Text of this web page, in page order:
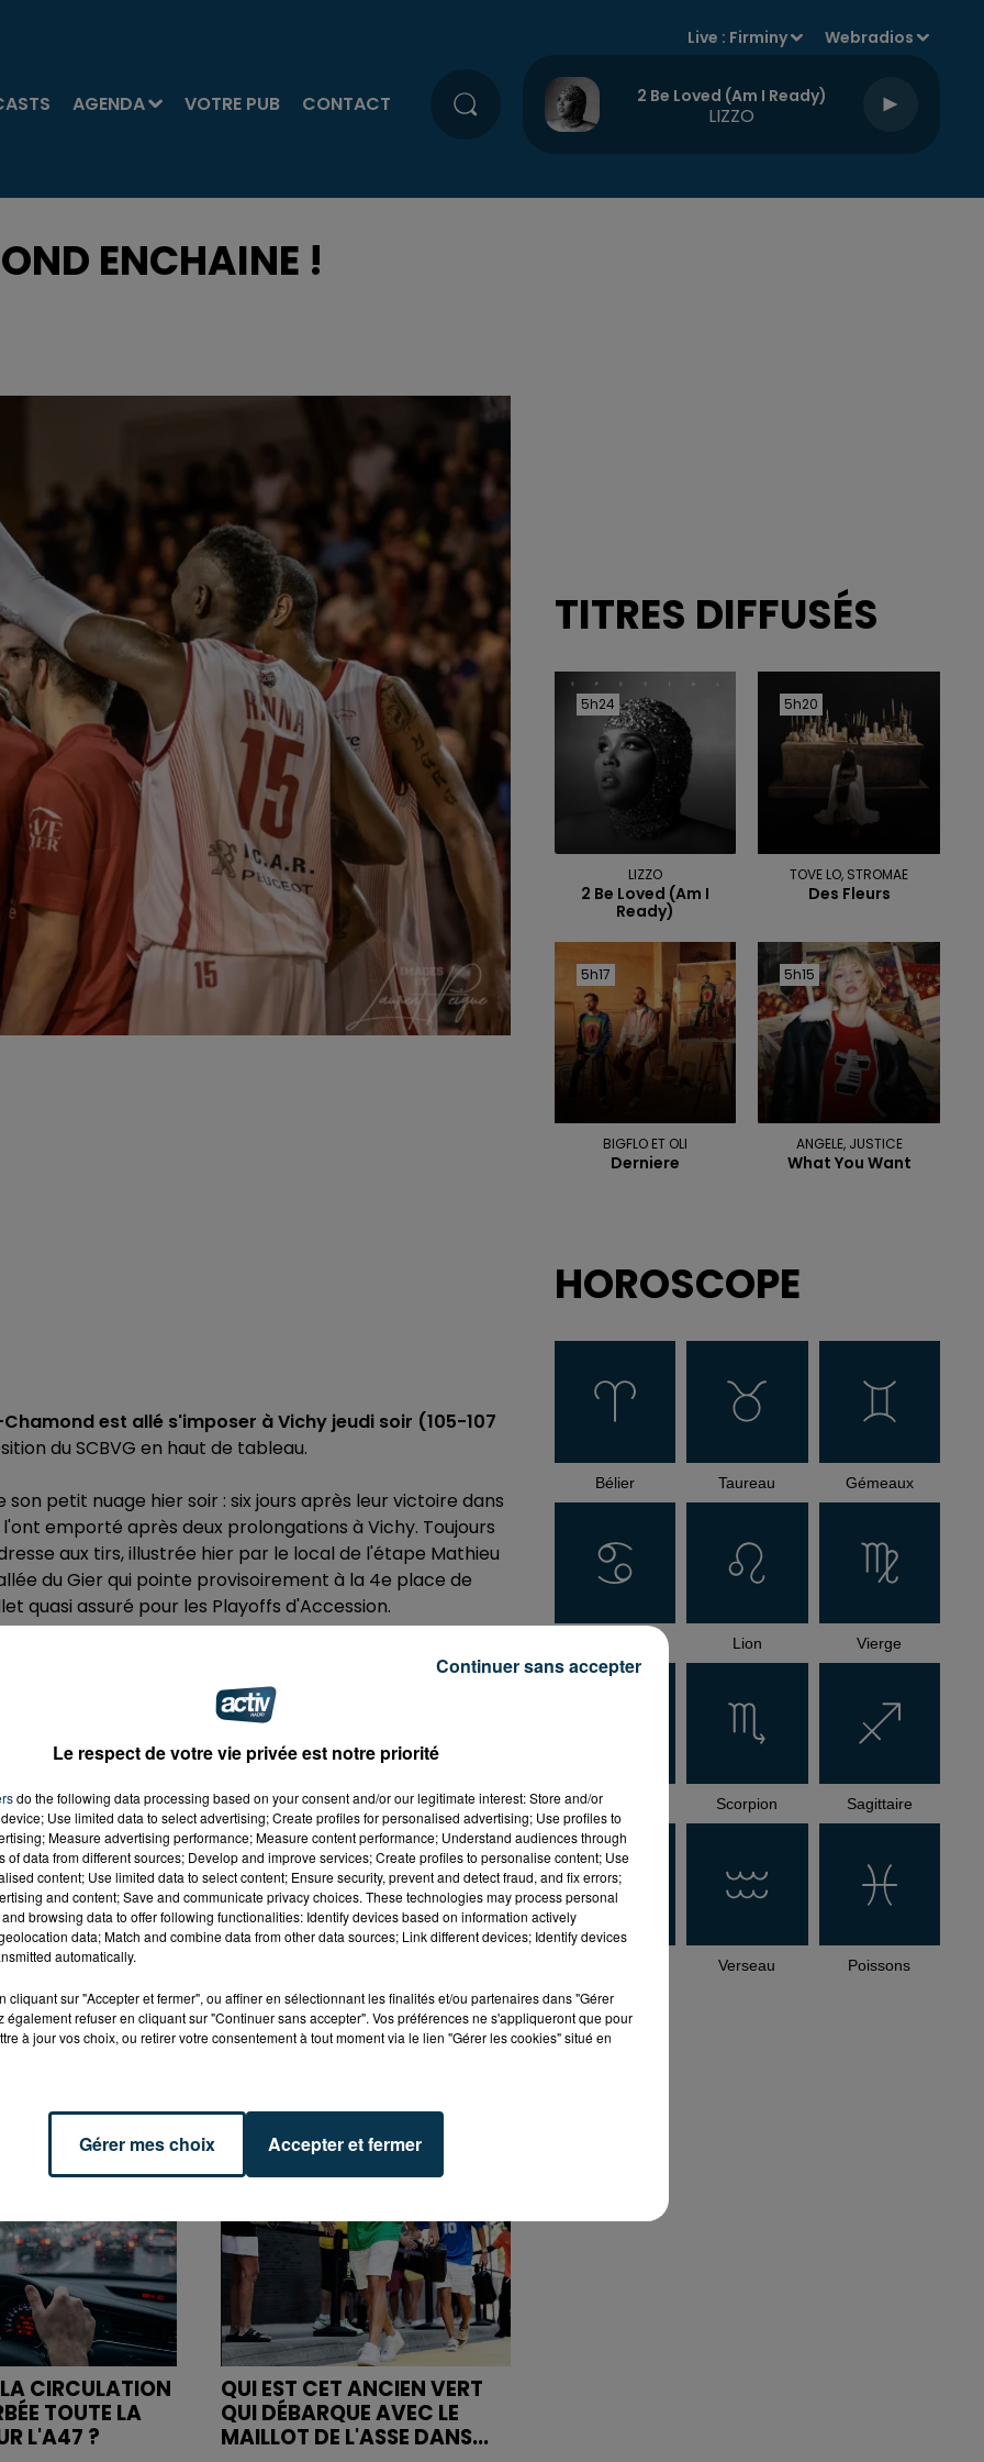
AGENDA VOTRE PUB CONTACT
Live : Firminy Webradios
2 Be Loved (am I Ready)
LIZZO
ENCHAINE !
est allé s'imposer à Vichy jeudi soir (105-107
du SCBVG en haut de tableau.
petit nuage hier soir : six jours après leur victoire dans
emporté après deux prolongations à Vichy. Toujours
aux tirs, illustrée hier par le local de l'étape Mathieu
du Gier qui pointe provisoirement à la 4e place de
quasi assuré pour les Playoffs d'Accession.
d'Alain Thinet :Saint-Chamond ne serait de
de centre de formation
pourraient bien recroiser les Roannais en phase finale
donnent un coup de pouce sur la fin de saison en
journée.
heures à la Halle André-Vacheresse :un match à
d'Activ (101.6 FM) et en simultané sur LNB TV.
CIRCULATION
TOUTE LA
L'A47 ?
QUI EST CET ANCIEN VERT
QUI DÉBARQUE AVEC LE
MAILLOT DE L'ASSE DANS...
TITRES DIFFUSÉS
5h24
5h24
LIZZO
2 Be Loved (am I
Ready)
5h20
5h20
TOVE LO, STROMAE
Des Fleurs
5h17
5h17
BIGFLO ET OLI
Derniere
5h15
5h15
ANGELE, JUSTICE
What You Want
HOROSCOPE
Bélier Taureau Gémeaux
Lion Vierge
Balance Scorpion Sagittaire
Verseau Poissons
Le respect de votre vie privée est notre priorité
do the following data processing based on your consent and/or our legitimate interest: Store and/or
Use limited data to select advertising; Create profiles for personalised advertising; Use profiles to
Measure advertising performance; Measure content performance; Understand audiences through
of data from different sources; Develop and improve services; Create profiles to personalise content; Use
content; Use limited data to select content; Ensure security, prevent and detect fraud, and fix errors;
and content; Save and communicate privacy choices. These technologies may process personal
browsing data to offer following functionalities: Identify devices based on information actively
data; Match and combine data from other data sources; Link different devices; Identify devices
automatically.
cliquant sur "Accepter et fermer", ou affiner en sélectionnant les finalités et/ou partenaires dans "Gérer
également refuser en cliquant sur "Continuer sans accepter". Vos préférences ne s'appliqueront que pour
à jour vos choix, ou retirer votre consentement à tout moment via le lien "Gérer les cookies" situé en
Gérer mes choix Accepter et fermer
Continuer sans accepter